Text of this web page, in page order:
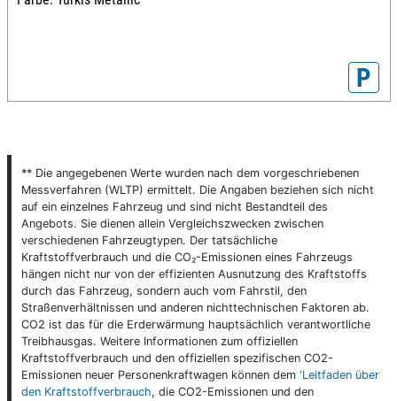
P
** Die angegebenen Werte wurden nach dem vorgeschriebenen
Messverfahren (WLTP) ermittelt. Die Angaben beziehen sich nicht
auf ein einzelnes Fahrzeug und sind nicht Bestandteil des
Angebots. Sie dienen allein Vergleichszwecken zwischen
verschiedenen Fahrzeugtypen. Der tatsächliche
Kraftstoffverbrauch und die CO₂-Emissionen eines Fahrzeugs
hängen nicht nur von der effizienten Ausnutzung des Kraftstoffs
durch das Fahrzeug, sondern auch vom Fahrstil, den
Straßenverhältnissen und anderen nichttechnischen Faktoren ab.
CO2 ist das für die Erderwärmung hauptsächlich verantwortliche
Treibhausgas. Weitere Informationen zum offiziellen
Kraftstoffverbrauch und den offiziellen spezifischen CO2-
Emissionen neuer Personenkraftwagen können dem 'Leitfaden über
den Kraftstoffverbrauch, die CO2-Emissionen und den